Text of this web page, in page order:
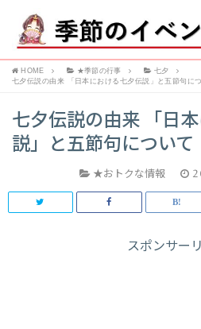
HOME ★季節の行事
七夕
七夕伝説の由来 「日本における七夕伝説」と五節句に
七夕伝説の由来 「日
説」と五節句について
★おトクな情報
スポンサー